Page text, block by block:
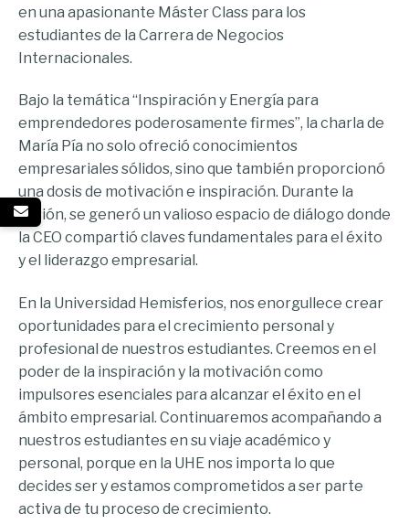
en una apasionante Máster Class para los
estudiantes de la Carrera de Negocios
Internacionales.
Bajo la temática “Inspiración y Energía para
emprendedores poderosamente firmes”, la charla de
María Pía no solo ofreció conocimientos
empresariales sólidos, sino que también proporcionó
una dosis de motivación e inspiración. Durante la
sesión, se generó un valioso espacio de diálogo donde
la CEO compartió claves fundamentales para el éxito
y el liderazgo empresarial.
En la Universidad Hemisferios, nos enorgullece crear
oportunidades para el crecimiento personal y
profesional de nuestros estudiantes. Creemos en el
poder de la inspiración y la motivación como
impulsores esenciales para alcanzar el éxito en el
ámbito empresarial. Continuaremos acompañando a
nuestros estudiantes en su viaje académico y
personal, porque en la UHE nos importa lo que
decides ser y estamos comprometidos a ser parte
activa de tu proceso de crecimiento.